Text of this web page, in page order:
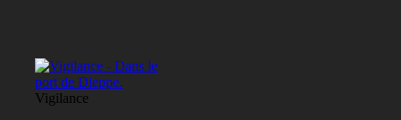
Vigilance